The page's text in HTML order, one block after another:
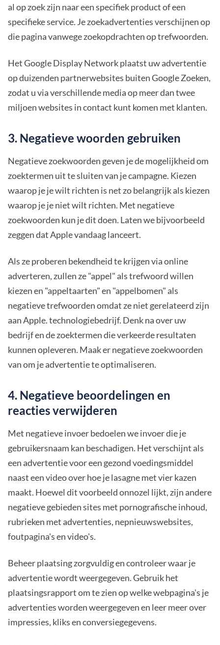
al op zoek zijn naar een specifiek product of een
specifieke service. Je zoekadvertenties verschijnen op
die pagina vanwege zoekopdrachten op trefwoorden.
Het Google Display Network plaatst uw advertentie
op duizenden partnerwebsites buiten Google Zoeken,
zodat u via verschillende media op meer dan twee
miljoen websites in contact kunt komen met klanten.
3. Negatieve woorden gebruiken
Negatieve zoekwoorden geven je de mogelijkheid om
zoektermen uit te sluiten van je campagne. Kiezen
waarop je je wilt richten is net zo belangrijk als kiezen
waarop je je niet wilt richten. Met negatieve
zoekwoorden kun je dit doen. Laten we bijvoorbeeld
zeggen dat Apple vandaag lanceert.
Als ze proberen bekendheid te krijgen via online
adverteren, zullen ze "appel" als trefwoord willen
kiezen en "appeltaarten" en "appelbomen" als
negatieve trefwoorden omdat ze niet gerelateerd zijn
aan Apple. technologiebedrijf. Denk na over uw
bedrijf en de zoektermen die verkeerde resultaten
kunnen opleveren. Maak er negatieve zoekwoorden
van om je advertentie te optimaliseren.
4. Negatieve beoordelingen en
reacties verwijderen
Met negatieve invoer bedoelen we invoer die je
gebruikersnaam kan beschadigen. Het verschijnt als
een advertentie voor een gezond voedingsmiddel
naast een video over hoe je lasagne met vier kazen
maakt. Hoewel dit voorbeeld onnozel lijkt, zijn andere
negatieve gebieden sites met pornografische inhoud,
rubrieken met advertenties, nepnieuwswebsites,
foutpagina's en video's.
Beheer plaatsing zorgvuldig en controleer waar je
advertentie wordt weergegeven. Gebruik het
plaatsingsrapport om te zien op welke webpagina's je
advertenties worden weergegeven en leer meer over
impressies, kliks en conversiegegevens.